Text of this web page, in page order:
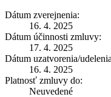
Dátum zverejnenia:
16. 4. 2025
Dátum účinnosti zmluvy:
17. 4. 2025
Dátum uzatvorenia/
16. 4. 2025
Platnosť zmluvy do:
Neuvedené